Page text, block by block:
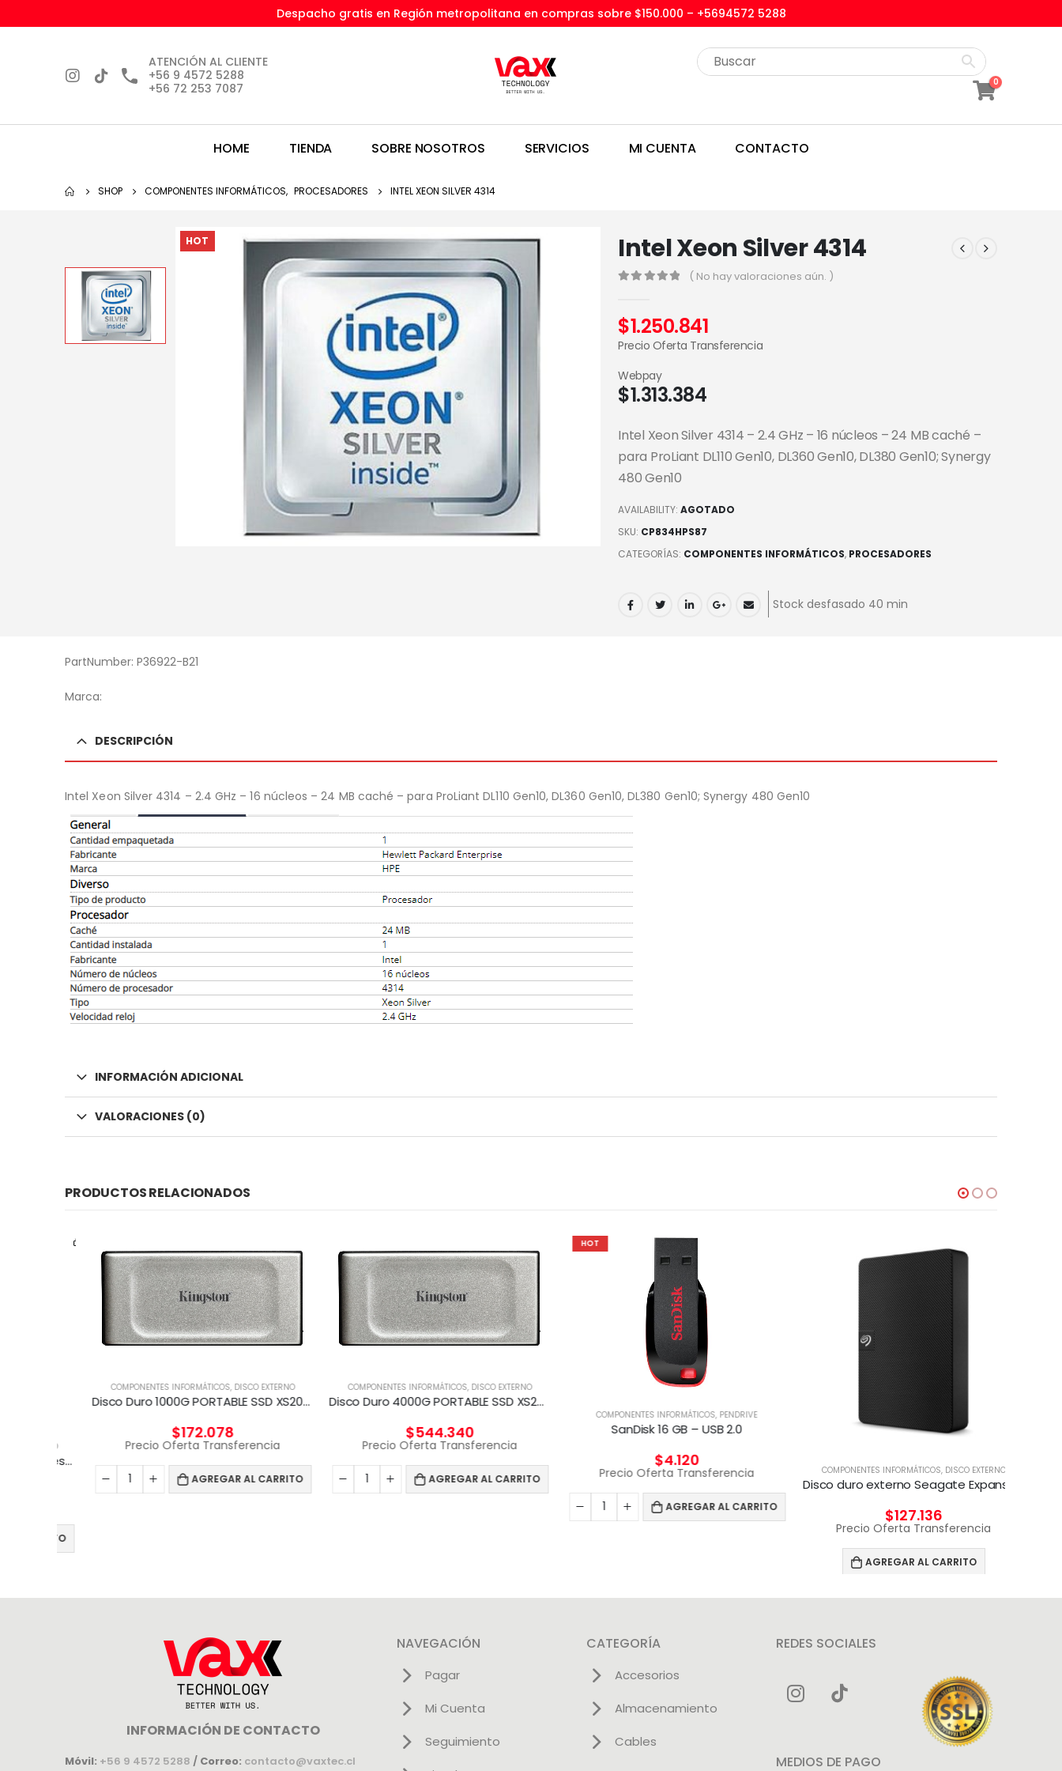
Despacho gratis en Región metropolitana en compras sobre $150.000 – +5694572 5288
ATENCIÓN AL CLIENTE
+56 9 4572 5288
+56 72 253 7087
0
HOME TIENDA SOBRE NOSOTROS SERVICIOS MI CUENTA CONTACTO
SHOP COMPONENTES INFORMÁTICOS, PROCESADORES INTEL XEON SILVER 4314
HOT Intel Xeon Silver 4314
( No hay valoraciones aún. )
$1.250.841
Precio Oferta Transferencia
$1.313.384
Webpay
Intel Xeon Silver 4314 – 2.4 GHz – 16 núcleos – 24 MB caché –
para ProLiant DL110 Gen10, DL360 Gen10, DL380 Gen10; Synergy
480 Gen10
AVAILABILITY: AGOTADO
SKU: CP834HPS87
CATEGORÍAS: COMPONENTES INFORMÁTICOS, PROCESADORES
Stock desfasado 40 min
PartNumber: P36922-B21
Marca:
DESCRIPCIÓN
Intel Xeon Silver 4314 – 2.4 GHz – 16 núcleos – 24 MB caché – para ProLiant DL110 Gen10, DL360 Gen10, DL380 Gen10; Synergy 480 Gen10
INFORMACIÓN ADICIONAL
VALORACIONES (0)
PRODUCTOS RELACIONADOS
COMPONENTES INFORMÁTICOS,DISCO EXTERNO
Disco Duro 1000G PORTABLE SSD XS2000 USB 3.2 Gen 2
172.078
Precio Oferta Transferencia
AGREGAR AL CARRITO
COMPONENTES INFORMÁTICOS,DISCO EXTERNO
Disco Duro 4000G PORTABLE SSD XS2000
544.340
Precio Oferta Transferencia
AGREGAR AL CARRITO
COMPONENTES INFORMÁTICOS,PENDRIVE
SanDisk 16 GB – USB 2.0
4.120
Precio Oferta Transferencia
AGREGAR AL CARRITO
COMPONENTES INFORMÁTICOS,DISCO EXTERNO
Disco duro externo Seagate Expansion 4 TB Negro
127.136
Precio Oferta Transferencia
AGREGAR AL CARRITO